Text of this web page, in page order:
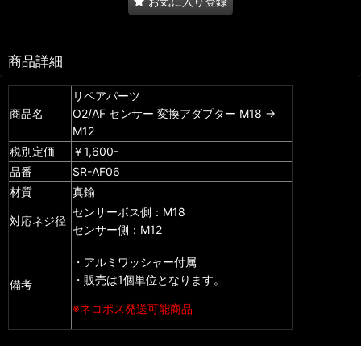
商品詳細
商品名
リペアパーツ
O2/AF センサー 変換アダプター M18 →
M12
税別定価
￥1,600-
品番
SR-AF06
材質
真鍮
対応ネジ径
センサーボス側：M18
センサー側：M12
備考
・アルミワッシャー付属
・販売は1個単位となります。
※ネコポス発送可能商品